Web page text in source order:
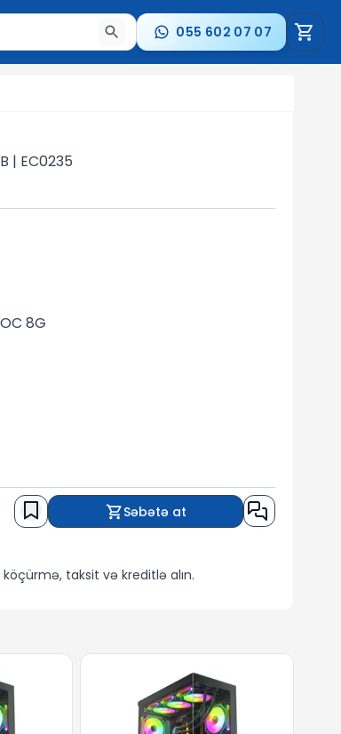
arasında keçid etmək üçün ox
055 602 07 07
| EC0235
8G
Səbətə at
taksit və kreditlə alın.